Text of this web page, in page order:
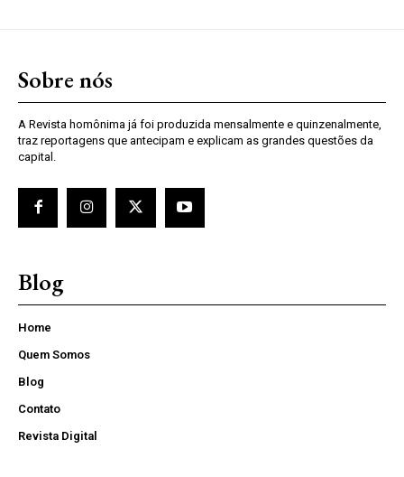
Sobre nós
A Revista homônima já foi produzida mensalmente e quinzenalmente,
traz reportagens que antecipam e explicam as grandes questões da
capital.
Blog
Home
Quem Somos
Blog
Contato
Revista Digital